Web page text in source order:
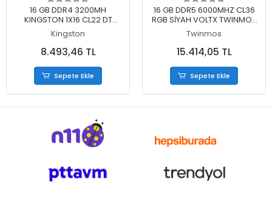
Sepete Ekle
16 GB DDR4 3200MH
KINGSTON 1X16 CL22 DT
KVR32N22S8/16
Kingston
8.493,46 TL
Sepete Ekle
Sepete Ekle
16 GB DDR5 6000MHZ CL36
RGB SİYAH VOLTX TWINMOS
SOĞUTUCULU DT
TMD516GB6000URGB36B
Twinmos
15.414,05 TL
Sepete Ekle